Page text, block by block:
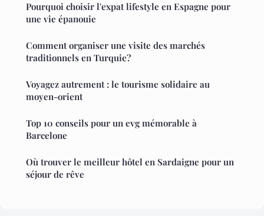
Pourquoi choisir l'expat lifestyle en Espagne pour
une vie épanouie
Comment organiser une visite des marchés
traditionnels en Turquie?
Voyagez autrement : le tourisme solidaire au
moyen-orient
Top 10 conseils pour un evg mémorable à
Barcelone
Où trouver le meilleur hôtel en Sardaigne pour un
séjour de rêve